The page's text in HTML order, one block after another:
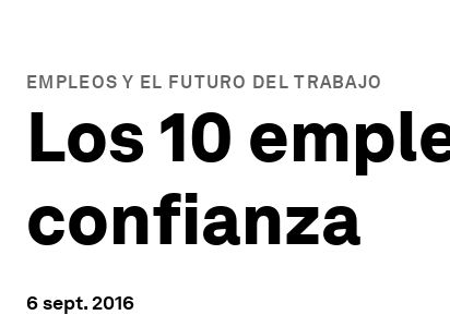
EMPLEOS Y EL FUTURO DEL TRABAJO
Los 10
confianza
6 sept. 2016